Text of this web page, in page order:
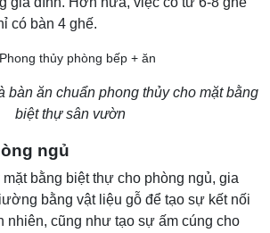
có bàn 4 ghế.
bàn ăn chuẩn phong thủy cho mặt bằng
biệt thự sân vườn
ngủ
bằng biệt thự cho phòng ngủ, gia
bằng vật liệu gỗ để tạo sự kết nối
nhiên, cũng như tạo sự ấm cúng cho